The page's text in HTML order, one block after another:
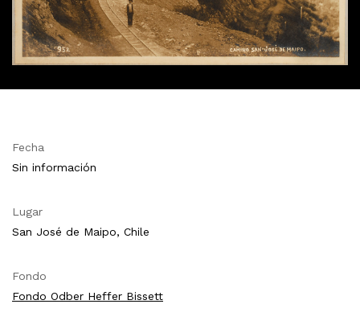
Fecha
Sin información
Lugar
San José de Maipo, Chile
Fondo
Fondo Odber Heffer Bissett